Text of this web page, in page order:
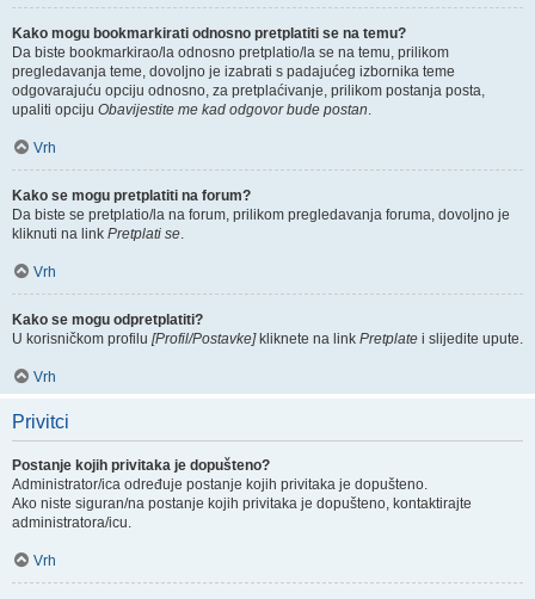
Kako mogu bookmarkirati odnosno pretplatiti se na temu?
Da biste bookmarkirao/la odnosno pretplatio/la se na temu, prilikom
pregledavanja teme, dovoljno je izabrati s padajućeg izbornika teme
odgovarajuću opciju odnosno, za pretplaćivanje, prilikom postanja posta,
upaliti opciju Obavijestite me kad odgovor bude postan.
Vrh
Kako se mogu pretplatiti na forum?
Da biste se pretplatio/la na forum, prilikom pregledavanja foruma, dovoljno je
kliknuti na link Pretplati se.
Vrh
Kako se mogu odpretplatiti?
U korisničkom profilu [Profil/Postavke]kliknete na link Pretplate i slijedite upute.
Vrh
Privitci
Postanje kojih privitaka je dopušteno?
Administrator/ica određuje postanje kojih privitaka je dopušteno.
Ako niste siguran/na postanje kojih privitaka je dopušteno, kontaktirajte
administratora/icu.
Vrh